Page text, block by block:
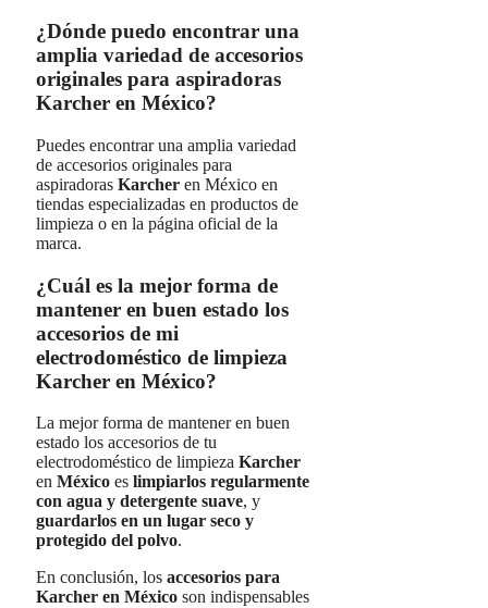
¿Dónde puedo encontrar una
amplia variedad de accesorios
originales para aspiradoras
Karcher en México?
Puedes encontrar una amplia variedad
de accesorios originales para
aspiradoras Karcher en México en
tiendas especializadas en productos de
limpieza o en la página oficial de la
marca.
¿Cuál es la mejor forma de
mantener en buen estado los
accesorios de mi
electrodoméstico de limpieza
Karcher en México?
La mejor forma de mantener en buen
estado los accesorios de tu
electrodoméstico de limpieza Karcher
en México es limpiarlos regularmente
con agua y detergente suave, y
guardarlos en un lugar seco y
protegido del polvo.
En conclusión, los accesorios para
Karcher en México son indispensables